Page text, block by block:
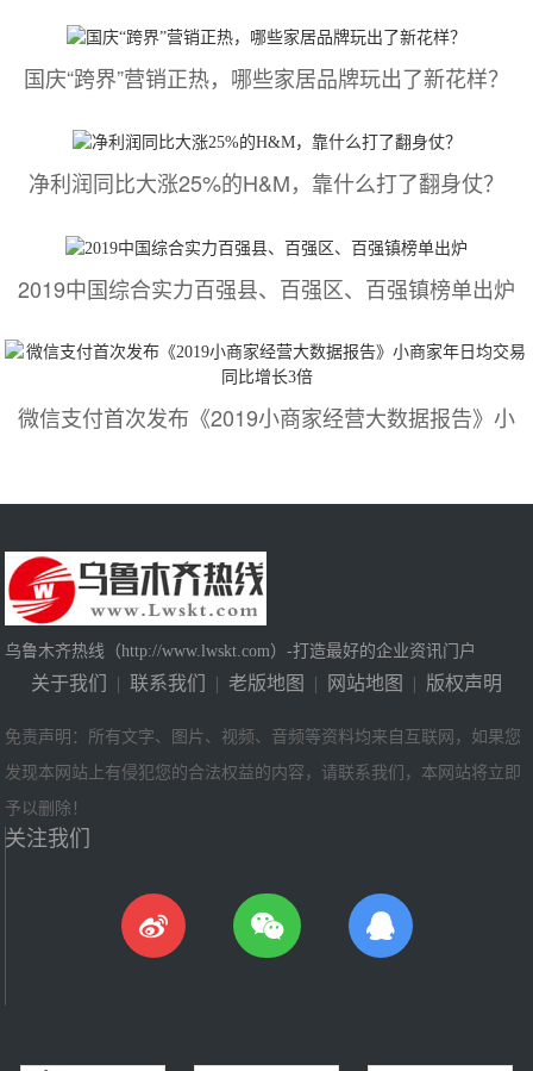
国庆“跨界”营销正热，哪些家居品牌玩出了新花样？
净利润同比大涨25%的H&M，靠什么打了翻身仗？
2019中国综合实力百强县、百强区、百强镇榜单出炉
微信支付首次发布《2019小商家经营大数据报告》小
乌鲁木齐热线（http://www.lwskt.com）-打造最好的企业资讯门户
关于我们 | 联系我们 | 老版地图 | 网站地图 | 版权声明
免责声明：所有文字、图片、视频、音频等资料均来自互联网，如果您
发现本网站上有侵犯您的合法权益的内容，请联系我们，本网站将立即
予以删除！
关注我们